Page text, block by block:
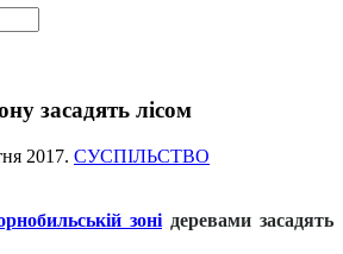
засадять лісом
2017. СУСПІЛЬСТВО
зоні деревами засадять